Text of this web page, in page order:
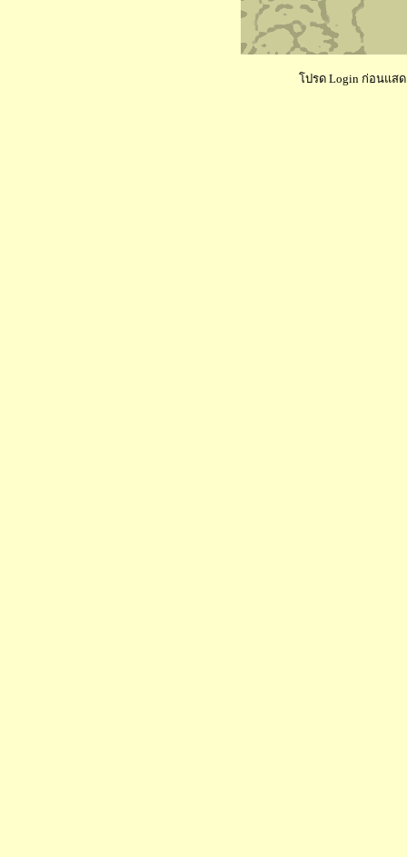
โปรด Login ก่อนแสด